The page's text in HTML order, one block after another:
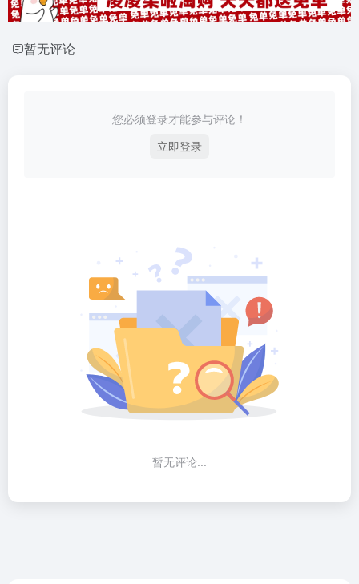
暂无评论
您必须登录才能参与评论！
立即登录
暂无评论...